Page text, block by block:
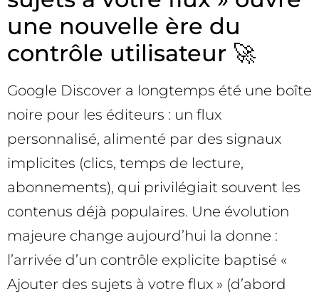
une nouvelle ère du
contrôle utilisateur 🚀
Google Discover a longtemps été une boîte
noire pour les éditeurs : un flux
personnalisé, alimenté par des signaux
implicites (clics, temps de lecture,
abonnements), qui privilégiait souvent les
contenus déjà populaires. Une évolution
majeure change aujourd’hui la donne :
l’arrivée d’un contrôle explicite baptisé «
Ajouter des sujets à votre flux » (d’abord